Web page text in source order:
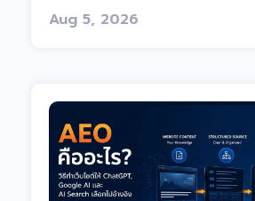
Aug 5, 2026